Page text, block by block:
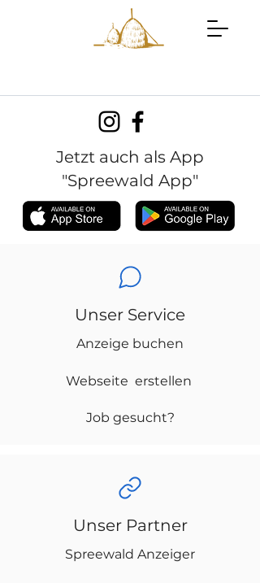
Jetzt auch als App
"Spreewald App"
Unser Service
Anzeige buchen
Webseite erstellen
Job gesucht?
Unser Partner
Spreewald Anzeiger